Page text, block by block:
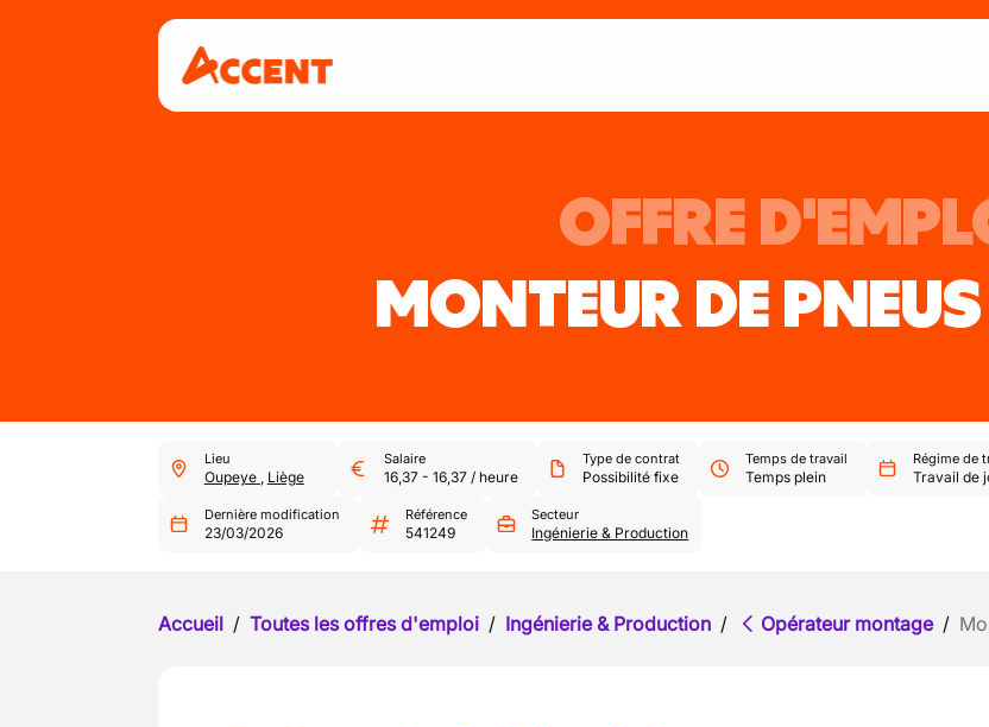
OFFRE
MONTEUR DE PNEUS
Lieu
Oupeye , Liège
Salaire
16,37- 16,37/ heure
Type de contrat
Possibilité fixe
Temps de travail
Temps plein
Régime de
Travail de
Dernière modification
23/03/2026
Référence
541249
Secteur
Ingénierie & Production
Accueil / Toutes les offres d'emploi / Ingénierie & Production / Opérateur montage /